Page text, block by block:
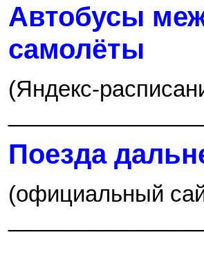
Автобусы
самолёты
(Яндекс-
Поезда
(официальный